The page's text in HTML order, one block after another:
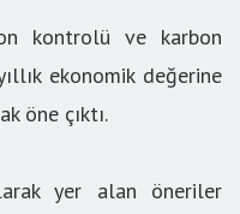
kontrolü ve karbon
ekonomik değerine
öne çıktı.
yer alan öneriler